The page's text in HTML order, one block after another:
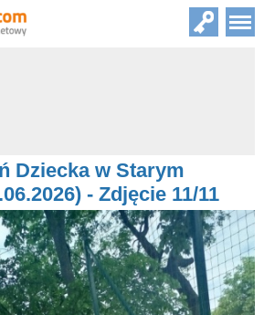
Dziecka w Starym
- Zdjęcie 11/11